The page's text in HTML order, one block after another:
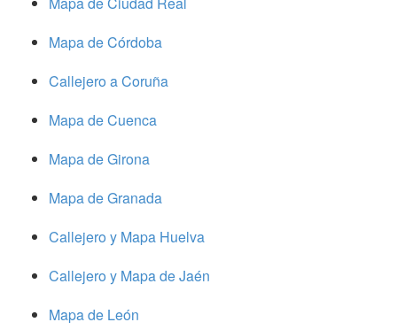
Mapa de Córdoba
Callejero a Coruña
Mapa de Cuenca
Mapa de Girona
Mapa de Granada
Callejero y Mapa Huelva
Callejero y Mapa de Jaén
Mapa de León